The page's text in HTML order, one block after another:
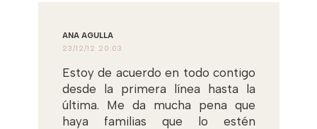
ANA AGULLA
23/12/12 20:03
Estoy de acuerdo en todo contigo
desde la primera línea hasta la
última. Me da mucha pena que
haya familias que lo estén